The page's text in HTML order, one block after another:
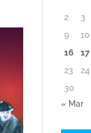
2
3
9
10
16
17
23
24
30
« Mar